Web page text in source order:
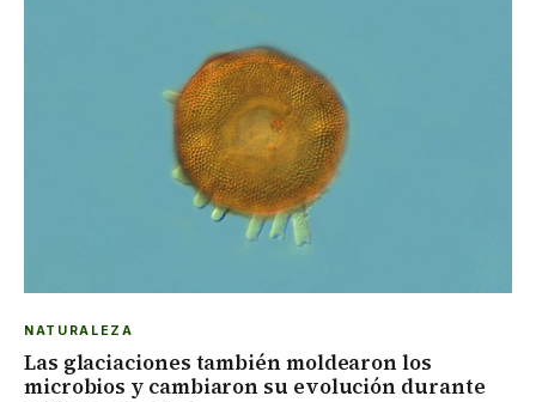
NATURALEZA
Las glaciaciones también moldearon los
microbios y cambiaron su evolución durante